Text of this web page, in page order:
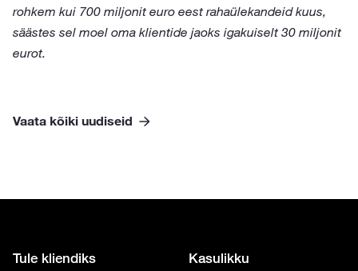
rohkem kui 700 miljonit euro eest rahaülekandeid kuus,
säästes sel moel oma klientide jaoks igakuiselt 30 miljonit
eurot.
Vaata kõiki uudiseid
Tule kliendiks Kasulikku